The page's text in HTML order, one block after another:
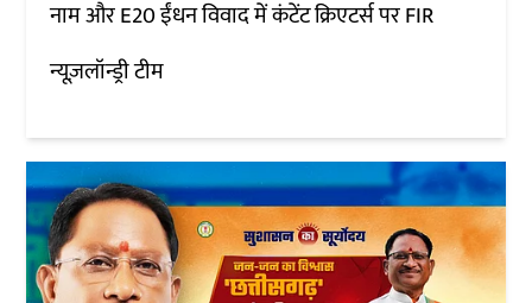
नाम और E20 ईंधन विवाद में कंटेंट क्रिएटर्स पर FIR
न्यूज़लॉन्ड्री टीम